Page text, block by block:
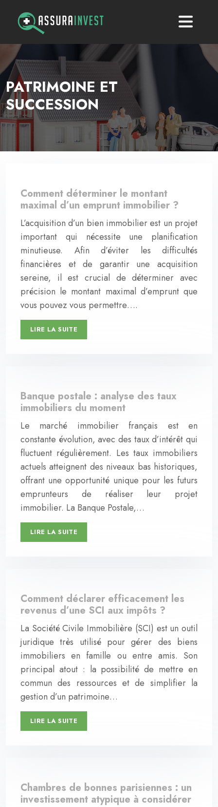
PATRIMOINE ET
SUCCESSION
Comment déterminer le montant
maximal d’un emprunt immobilier ?
L’acquisition d’un bien immobilier est un projet
important qui nécessite une planification
minutieuse. Afin d’éviter les difficultés
financières et de garantir une acquisition
sereine, il est crucial de déterminer avec
précision le montant maximal d’emprunt que
vous pouvez vous permettre….
LIRE LA SUITE
Banque postale : analyse des taux
immobiliers du moment
Le marché immobilier français est en
constante évolution, avec des taux d’intérêt qui
fluctuent régulièrement. Les taux immobiliers
actuels atteignent des niveaux bas historiques,
offrant une opportunité unique pour les futurs
emprunteurs de réaliser leur projet
immobilier. La Banque Postale,…
LIRE LA SUITE
Comment déclarer efficacement les
revenus d’une SCI aux impôts ?
La Société Civile Immobilière (SCI) est un outil
juridique très utilisé pour gérer des biens
immobiliers en famille ou entre amis. Son
principal atout : la possibilité de mettre en
commun des ressources et de simplifier la
gestion d’un patrimoine…
LIRE LA SUITE
Chambres de bonnes parisiennes : un
investissement atypique à considérer